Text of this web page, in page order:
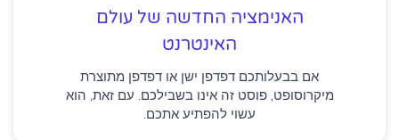
האנימציה החדשה של עולם
האינטרנט
אם בבעלותכם דפדפן ישן או דפדפן מתוצרת
מיקרוסופט, פוסט זה אינו בשבילכם. עם זאת, הוא
עשוי להפתיע אתכם.